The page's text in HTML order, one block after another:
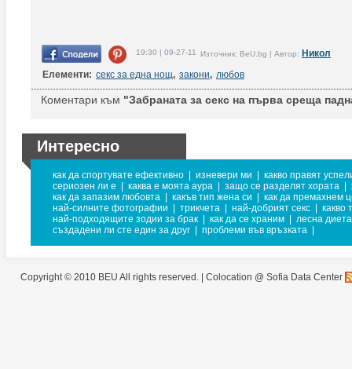
19:30 | 09-27-11 Източник: BeU.bg | Автор: Никол
Елементи: секс за една нощ, закони, любов
Коментари към "Забраната за секс на първа среща
Интересно
как да спортувате ефективно изневери ми
какво правят
сериозен ли е
каква е моята аура защо се разделят хората
как да запазим любовта
какъв тип жена си
как да премахнем
най-силните фотографии
трикчета най-добрият секс
какво
най-подходящите зодии за брак
как да се храним
лесна диета
създадени ли сте един за друг
проблеми във връзката
Copyright © 2010 BEU All rights reserved. | Colocation @ Sofia Data Center